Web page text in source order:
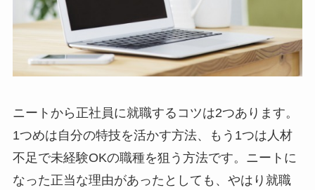
ニートから正社員に就職するコツは2つあります。
1つめは自分の特技を活かす方法、もう1つは人材
不足で未経験OKの職種を狙う方法です。ニートに
なった正当な理由があったとしても、やはり就職